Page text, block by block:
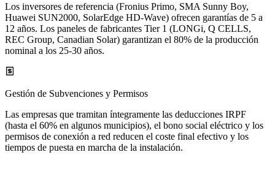
Los inversores de referencia (Fronius Primo, SMA Sunny Boy,
Huawei SUN2000, SolarEdge HD-Wave) ofrecen garantías de 5 a
12 años. Los paneles de fabricantes Tier 1 (LONGi, Q CELLS,
REC Group, Canadian Solar) garantizan el 80% de la producción
nominal a los 25-30 años.
Gestión de Subvenciones y Permisos
Las empresas que tramitan íntegramente las deducciones IRPF
(hasta el 60% en algunos municipios), el bono social eléctrico y los
permisos de conexión a red reducen el coste final efectivo y los
tiempos de puesta en marcha de la instalación.